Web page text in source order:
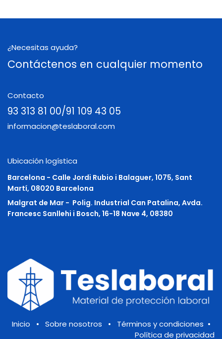
¿Necesitas ayuda?
Contáctenos en cualquier momento
Contacto
93 313 81 00/91 109 43 05
informacion@teslaboral.com
Ubicación logística
Barcelona - Calle Jordi Rubio i Balaguer, 1075, Sant
Martí, 08020 Barcelona
Malgrat de Mar - Polig. Industrial Can Patalina, Avda.
Francesc Sanllehi i Bosch, 16-18 Nave 4, 08380
Inicio • Sobre nosotros • Términos y condiciones •
Política de privacidad